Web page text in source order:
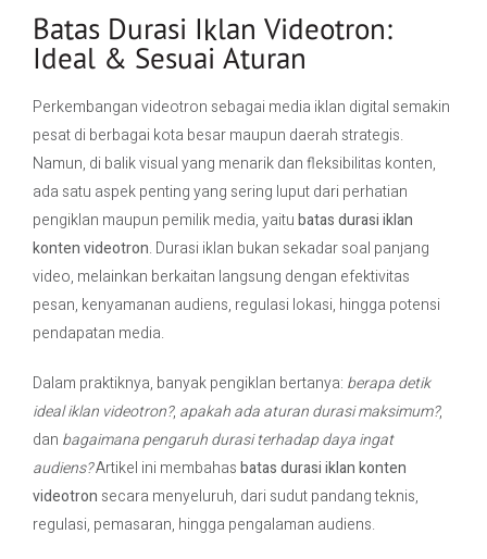
Project
Contact Us
Batas Durasi Iklan Videotron:
Ideal & Sesuai Aturan
Perkembangan videotron sebagai media iklan digital semakin
pesat di berbagai kota besar maupun daerah strategis.
Namun, di balik visual yang menarik dan fleksibilitas konten,
ada satu aspek penting yang sering luput dari perhatian
pengiklan maupun pemilik media, yaitubatas durasi iklan
konten videotron. Durasi iklan bukan sekadar soal panjang
video, melainkan berkaitan langsung dengan efektivitas
pesan, kenyamanan audiens, regulasi lokasi, hingga potensi
pendapatan media.
Dalam praktiknya, banyak pengiklan bertanya: berapa detik
ideal iklan videotron?, apakah ada aturan durasi maksimum?,
dan bagaimana pengaruh durasi terhadap daya ingat
audiens?Artikel ini membahasbatas durasi iklan konten
videotron secara menyeluruh, dari sudut pandang teknis,
regulasi, pemasaran, hingga pengalaman audiens.